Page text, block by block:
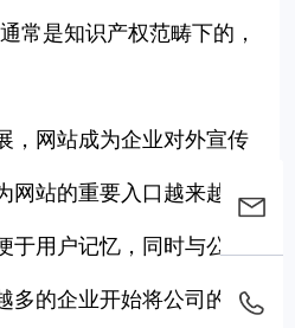
常是知识产权范畴下的，
，网站成为企业对外宣传
网站的重要入口越来越受
用户记忆，同时与公司
多的企业开始将公司的商